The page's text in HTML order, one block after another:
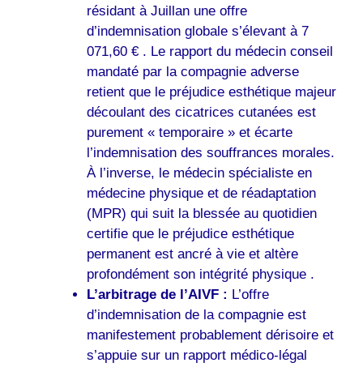
résidant à Juillan une offre
d’indemnisation globale s’élevant à 7
071,60 € . Le rapport du médecin conseil
mandaté par la compagnie adverse
retient que le préjudice esthétique majeur
découlant des cicatrices cutanées est
purement « temporaire » et écarte
l’indemnisation des souffrances morales.
À l’inverse, le médecin spécialiste en
médecine physique et de réadaptation
(MPR) qui suit la blessée au quotidien
certifie que le préjudice esthétique
permanent est ancré à vie et altère
profondément son intégrité physique .
L’arbitrage de l’AIVF : L’offre
d’indemnisation de la compagnie est
manifestement probablement dérisoire et
s’appuie sur un rapport médico-légal